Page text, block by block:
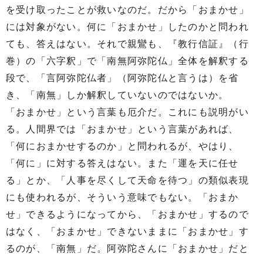
を受け取ったことが救いなのだ。だから「おまかせ」
には対象がない。何に「おまかせ」したのかと問われ
ても、答えはない。それで親鸞も、『教行信証』（行
巻）の「六字釈」で「南無阿弥陀仏」全体を解釈する
段で、「言阿弥陀仏者」（阿弥陀仏と言うは）を省
き、「南無」しか解釈していないのではないか。
「おまかせ」という言葉も厄介だ。これにも説明がい
る。人間界では「おまかせ」という言葉があれば、
「何におまかせするのか」と問われるが、やはり、
「何に」に対する答えはない。また「運を天に任せ
る」とか、「人事を尽くして天命を待つ」の類似表現
にも使われるが、そういう意味でもない。「おまか
せ」できるようになってから、「おまかせ」するので
はなく、「おまかせ」できないままに「おまかせ」す
るのが、「南無」だ。阿弥陀さんに「おまかせ」だと